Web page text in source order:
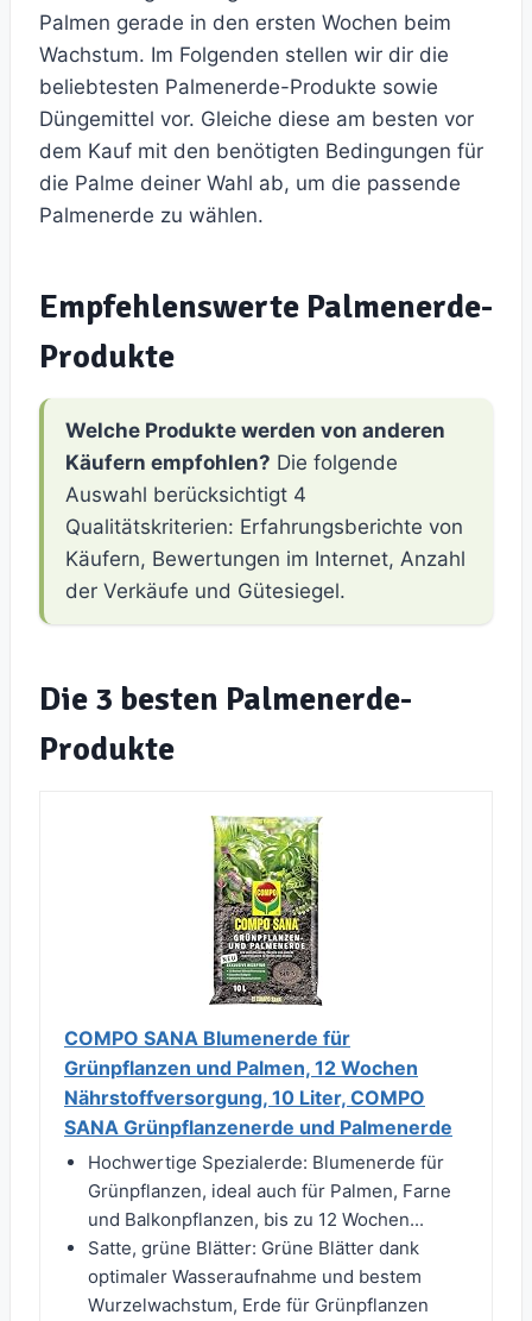
Palmen gerade in den ersten Wochen beim
Wachstum. Im Folgenden stellen wir dir die
beliebtesten Palmenerde-Produkte sowie
Düngemittel vor. Gleiche diese am besten vor
dem Kauf mit den benötigten Bedingungen für
die Palme deiner Wahl ab, um die passende
Palmenerde zu wählen.
Empfehlenswerte Palmenerde-
Produkte
Welche Produkte werden von anderen
Käufern empfohlen? Die folgende
Auswahl berücksichtigt 4
Qualitätskriterien: Erfahrungsberichte von
Käufern, Bewertungen im Internet, Anzahl
der Verkäufe und Gütesiegel.
Die 3 besten Palmenerde-
Produkte
COMPO SANA Blumenerde für
Grünpflanzen und Palmen, 12 Wochen
Nährstoffversorgung, 10 Liter, COMPO
SANA Grünpflanzenerde und Palmenerde
Hochwertige Spezialerde: Blumenerde für
Grünpflanzen, ideal auch für Palmen, Farne
und Balkonpflanzen, bis zu 12 Wochen...
Satte, grüne Blätter: Grüne Blätter dank
optimaler Wasseraufnahme und bestem
Wurzelwachstum, Erde für Grünpflanzen